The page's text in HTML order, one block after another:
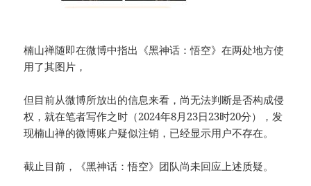
楠山禅随即在微博中指出《黑神话：悟空》在两处地方使
用了其图片，
但目前从微博所放出的信息来看，尚无法判断是否构成侵
权，就在笔者写作之时（2024年8月23日23时20分），发
现楠山禅的微博账户疑似注销，已经显示用户不存在。
截止目前，《黑神话：悟空》团队尚未回应上述质疑。